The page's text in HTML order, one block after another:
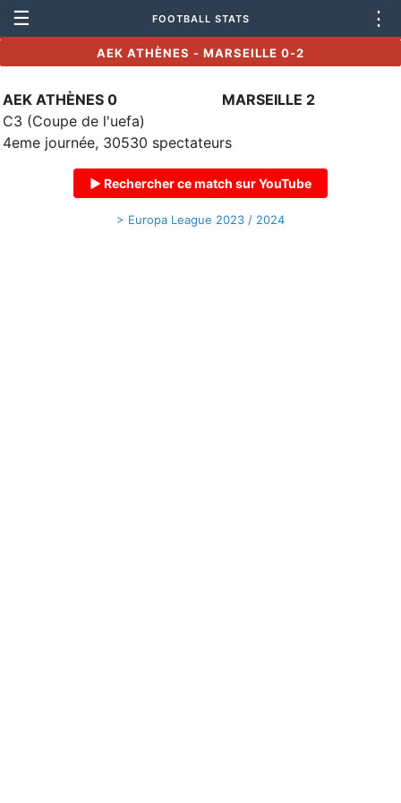
☰ FOOTBALL STATS ⋮
AEK ATHÈNES - MARSEILLE 0-2
AEK ATHÈNES 0
MARSEILLE 2
C3 (Coupe de l'uefa)
4eme journée, 30530 spectateurs
▶ Rechercher ce match sur YouTube
> Europa League 2023 / 2024